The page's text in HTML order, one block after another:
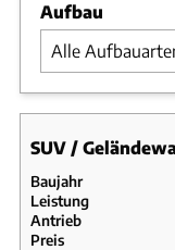
Aufbau
SUV /
Baujahr
Leistung
Antrieb
Preis